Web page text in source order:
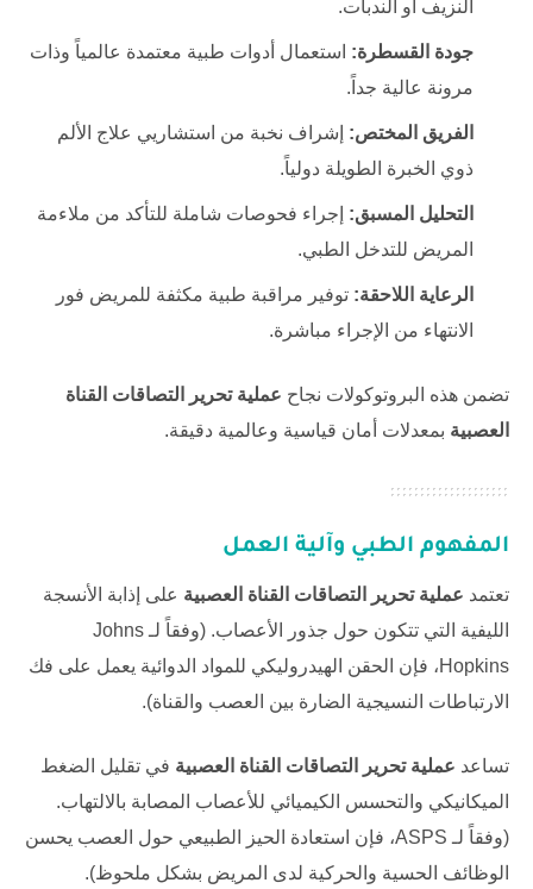
النزيف أو الندبات.
جودة القسطرة: استعمال أدوات طبية معتمدة عالمياً وذات
مرونة عالية جداً.
الفريق المختص: إشراف نخبة من استشاريي علاج الألم
ذوي الخبرة الطويلة دولياً.
التحليل المسبق: إجراء فحوصات شاملة للتأكد من ملاءمة
المريض للتدخل الطبي.
الرعاية اللاحقة: توفير مراقبة طبية مكثفة للمريض فور
الانتهاء من الإجراء مباشرة.
تضمن هذه البروتوكولات نجاح عملية تحرير التصاقات القناة
العصبية بمعدلات أمان قياسية وعالمية دقيقة.
المفهوم الطبي وآلية العمل
تعتمد عملية تحرير التصاقات القناة العصبية على إذابة الأنسجة
الليفية التي تتكون حول جذور الأعصاب. (وفقاً لـ Johns
Hopkins، فإن الحقن الهيدروليكي للمواد الدوائية يعمل على فك
الارتباطات النسيجية الضارة بين العصب والقناة).
تساعد عملية تحرير التصاقات القناة العصبية في تقليل الضغط
الميكانيكي والتحسس الكيميائي للأعصاب المصابة بالالتهاب.
(وفقاً لـ ASPS، فإن استعادة الحيز الطبيعي حول العصب يحسن
الوظائف الحسية والحركية لدى المريض بشكل ملحوظ).